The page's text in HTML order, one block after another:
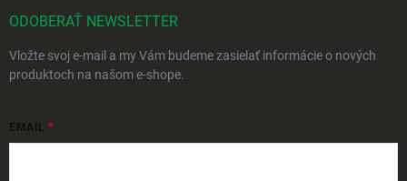
ODOBERAŤ NEWSLETTER
Vložte svoj e-mail a my Vám budeme zasielať informácie o nových
produktoch na našom e-shope.
EMAIL